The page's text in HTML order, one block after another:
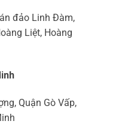
đảo Linh Đàm,
Liệt, Hoàng
Quận Gò Vấp,